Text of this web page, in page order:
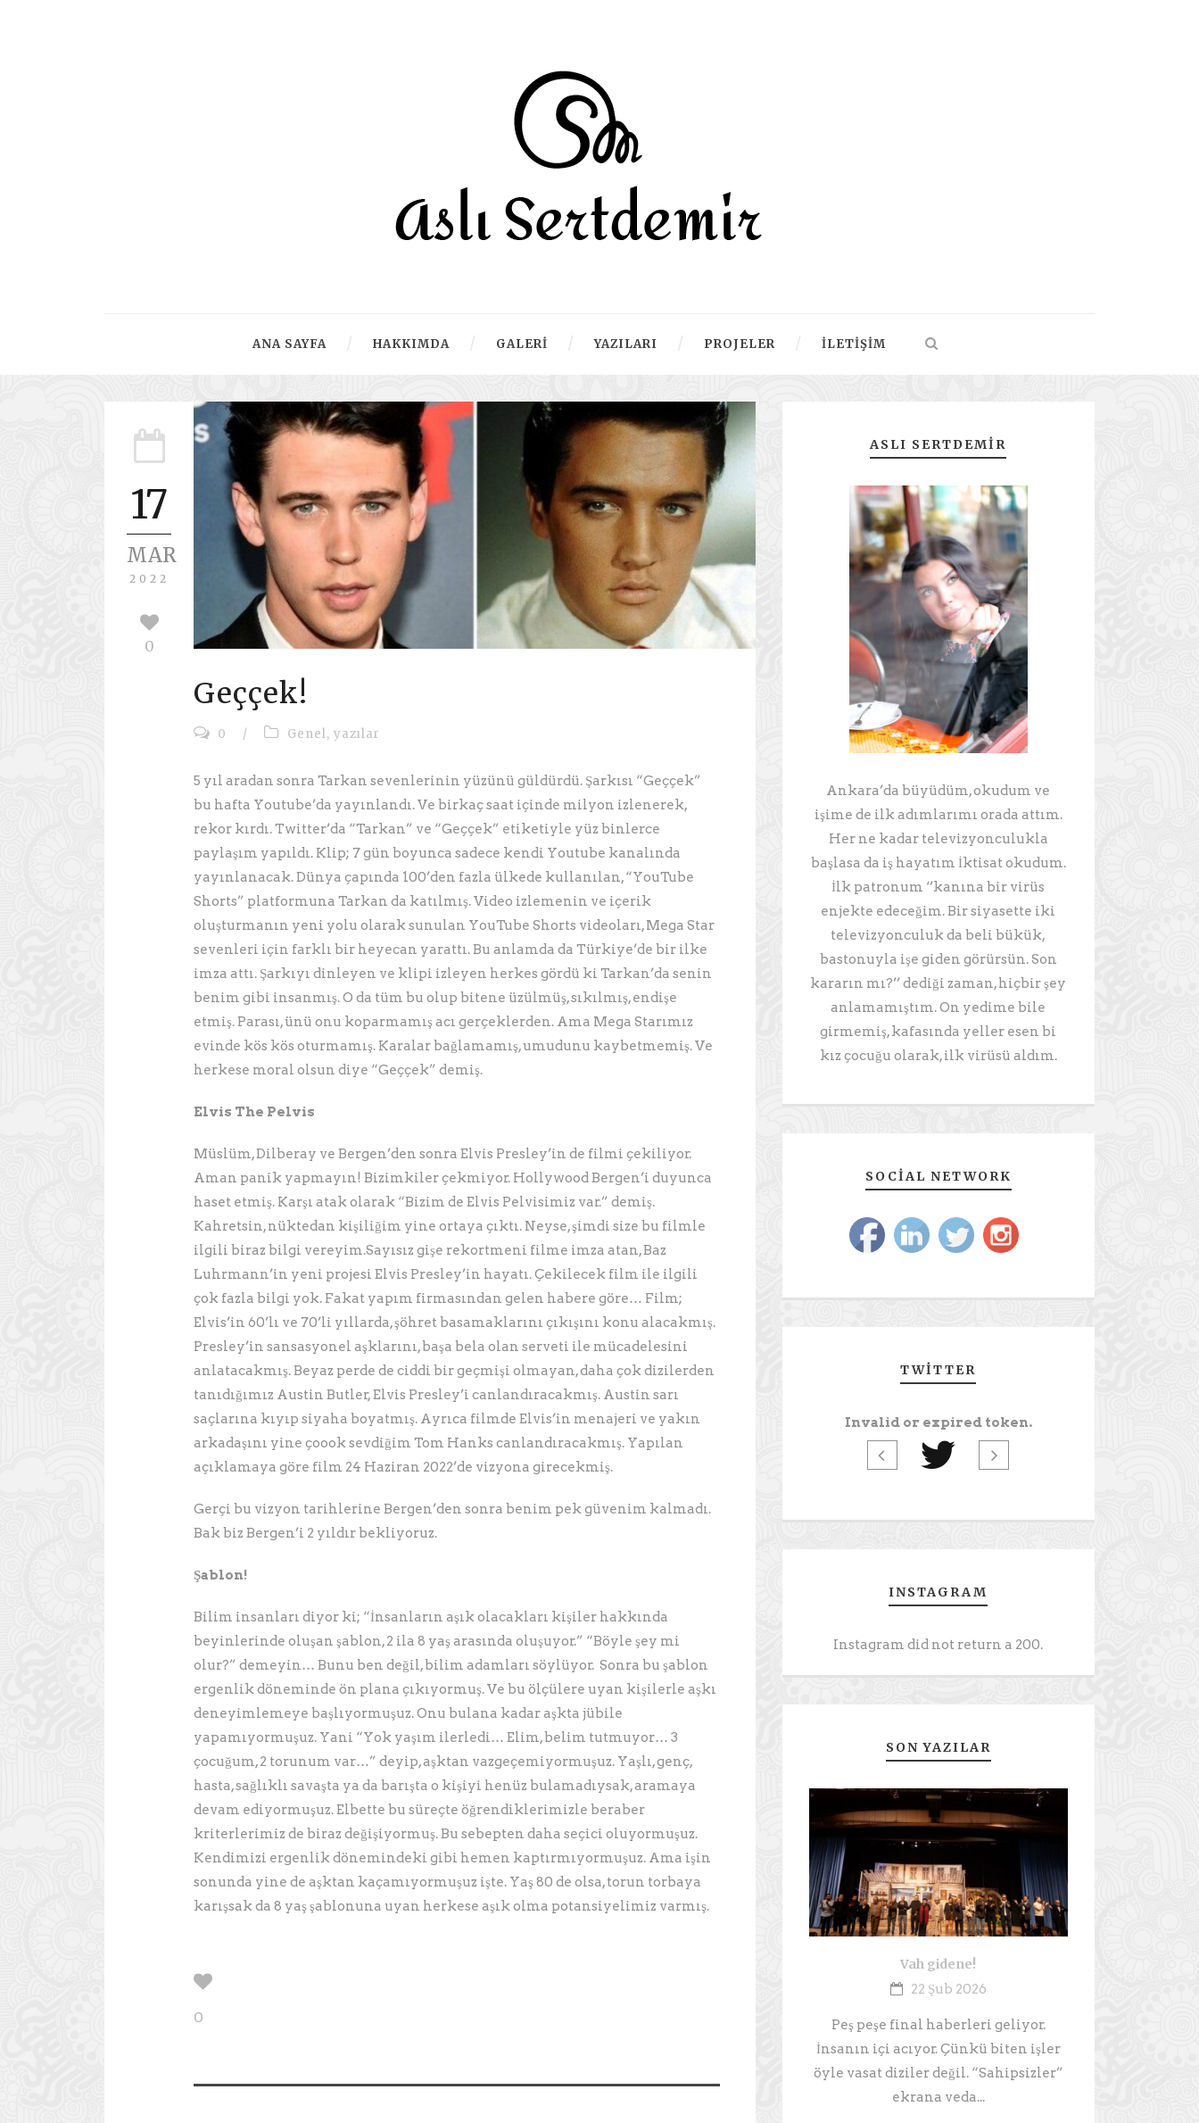
ANA SAYFA HAKKIMDA GALERI YAZILARI PROJELER İLETIŞIM
17
MAR
2022
0
Geççek!
0 / Genel, yazılar
5 yıl aradan sonra Tarkan sevenlerinin yüzünü güldürdü. Şarkısı “Geççek”
bu hafta Youtube’da yayınlandı. Ve birkaç saat içinde milyon izlenerek,
rekor kırdı. Twitter’da “Tarkan” ve “Geççek” etiketiyle yüz binlerce
paylaşım yapıldı. Klip; 7 gün boyunca sadece kendi Youtube kanalında
yayınlanacak. Dünya çapında 100’den fazla ülkede kullanılan, “YouTube
Shorts” platformuna Tarkan da katılmış. Video izlemenin ve içerik
oluşturmanın yeni yolu olarak sunulan YouTube Shorts videoları, Mega Star
sevenleri için farklı bir heyecan yarattı. Bu anlamda da Türkiye’de bir ilke
imza attı. Şarkıyı dinleyen ve klipi izleyen herkes gördü ki Tarkan’da senin
benim gibi insanmış. O da tüm bu olup bitene üzülmüş, sıkılmış, endişe
etmiş. Parası, ünü onu koparmamış acı gerçeklerden. Ama Mega Starımız
evinde kös kös oturmamış. Karalar bağlamamış, umudunu kaybetmemiş. Ve
herkese moral olsun diye “Geççek” demiş.
Elvis The Pelvis
Müslüm, Dilberay ve Bergen’den sonra Elvis Presley’in de filmi çekiliyor.
Aman panik yapmayın! Bizimkiler çekmiyor. Hollywood Bergen’i duyunca
haset etmiş. Karşı atak olarak “Bizim de Elvis Pelvisimiz var.” demiş.
Kahretsin, nüktedan kişiliğim yine ortaya çıktı. Neyse, şimdi size bu filmle
ilgili biraz bilgi vereyim.Sayısız gişe rekortmeni filme imza atan, Baz
Luhrmann’in yeni projesi Elvis Presley’in hayatı. Çekilecek film ile ilgili
çok fazla bilgi yok. Fakat yapım firmasından gelen habere göre… Film;
Elvis’in 60’lı ve 70’li yıllarda, şöhret basamaklarını çıkışını konu alacakmış.
Presley’in sansasyonel aşklarını, başa bela olan serveti ile mücadelesini
anlatacakmış. Beyaz perde de ciddi bir geçmişi olmayan, daha çok dizilerden
tanıdığımız Austin Butler, Elvis Presley’i canlandıracakmış. Austin sarı
saçlarına kıyıp siyaha boyatmış. Ayrıca filmde Elvis’in menajeri ve yakın
arkadaşını yine çoook sevdiğim Tom Hanks canlandıracakmış. Yapılan
açıklamaya göre film 24 Haziran 2022’de vizyona girecekmiş.
Gerçi bu vizyon tarihlerine Bergen’den sonra benim pek güvenim kalmadı.
Bak biz Bergen’i 2 yıldır bekliyoruz.
Şablon!
Bilim insanları diyor ki; “İnsanların aşık olacakları kişiler hakkında
beyinlerinde oluşan şablon, 2 ila 8 yaş arasında oluşuyor.” “Böyle şey mi
olur?” demeyin… Bunu ben değil, bilim adamları söylüyor. Sonra bu şablon
ergenlik döneminde ön plana çıkıyormuş. Ve bu ölçülere uyan kişilerle aşkı
deneyimlemeye başlıyormuşuz. Onu bulana kadar aşkta jübile
yapamıyormuşuz. Yani “Yok yaşım ilerledi… Elim, belim tutmuyor… 3
çocuğum, 2 torunum var…” deyip, aşktan vazgeçemiyormuşuz. Yaşlı, genç,
hasta, sağlıklı savaşta ya da barışta o kişiyi henüz bulamadıysak, aramaya
devam ediyormuşuz. Elbette bu süreçte öğrendiklerimizle beraber
kriterlerimiz de biraz değişiyormuş. Bu sebepten daha seçici oluyormuşuz.
Kendimizi ergenlik dönemindeki gibi hemen kaptırmıyormuşuz. Ama işin
sonunda yine de aşktan kaçamıyormuşuz işte. Yaş 80 de olsa, torun torbaya
karışsak da 8 yaş şablonuna uyan herkese aşık olma potansiyelimiz varmış.
0
ASLI SERTDEMIR
Ankara’da büyüdüm, okudum ve
işime de ilk adımlarımı orada attım.
Her ne kadar televizyonculukla
başlasa da iş hayatım İktisat okudum.
İlk patronum ‘’kanına bir virüs
enjekte edeceğim. Bir siyasette iki
televizyonculuk da beli bükük,
bastonuyla işe giden görürsün. Son
kararın mı?’’ dediği zaman, hiçbir şey
anlamamıştım. On yedime bile
girmemiş, kafasında yeller esen bi
kız çocuğu olarak, ilk virüsü aldım.
SOCIAL NETWORK
TWITTER
Invalid or expired token.
INSTAGRAM
Instagram did not return a 200.
SON YAZILAR
Vah gidene!
22 Şub 2026
Peş peşe final haberleri geliyor.
İnsanın içi acıyor. Çünkü biten işler
öyle vasat diziler değil. “Sahipsizler”
ekrana veda...